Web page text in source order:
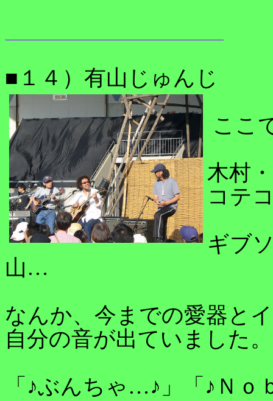
■１４）有山じゅんじ
ここ
木村
コテ
ギブ
山…
なんか、今までの愛器と
自分の音が出ていました。
「♪ぶんちゃ…♪」「♪Ｎ